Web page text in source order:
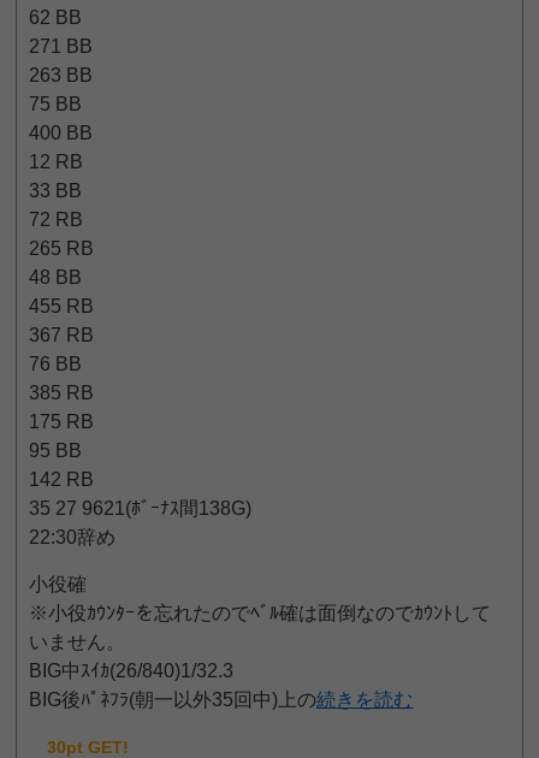
62 BB
271 BB
263 BB
75 BB
400 BB
12 RB
33 BB
72 RB
265 RB
48 BB
455 RB
367 RB
76 BB
385 RB
175 RB
95 BB
142 RB
35 27 9621(ﾎﾞｰﾅｽ間138G)
22:30辞め
小役確
※小役ｶｳﾝﾀｰを忘れたのでﾍﾞﾙ確は面倒なのでｶｳﾝﾄして
いません。
BIG中ｽｲｶ(26/840)1/32.3
BIG後ﾊﾟﾈﾌﾗ(朝一以外35回中)上の続きを読む
30pt GET!